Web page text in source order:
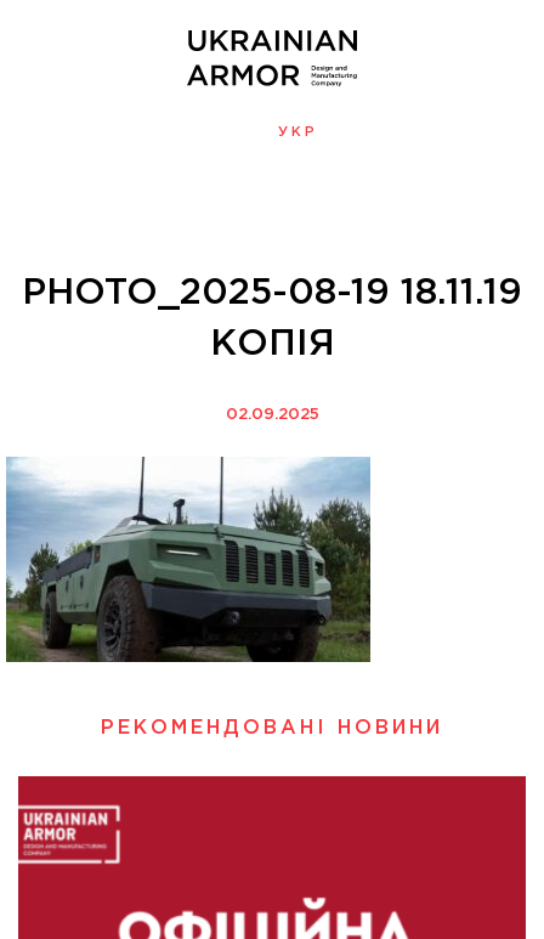
УКР
PHOTO_2025-08-19 18.11.19
КОПІЯ
02.09.2025
РЕКОМЕНДОВАНІ НОВИНИ